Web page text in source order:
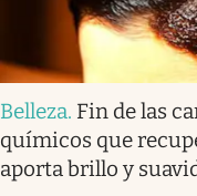
Belleza. Fin de las
químicos que
aporta brillo y